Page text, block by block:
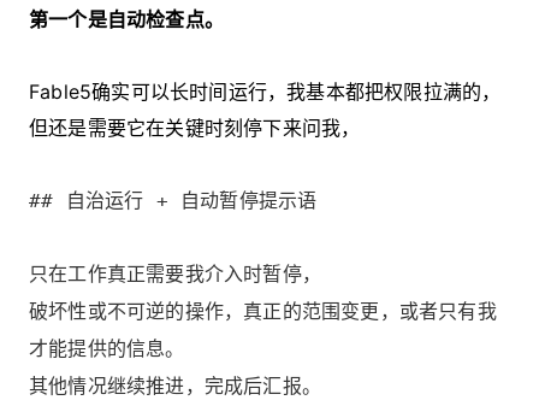
第一个是自动检查点。
Fable5确实可以长时间运行，我基本都把权限拉满的，
但还是需要它在关键时刻停下来问我，
## 自治运行 + 自动暂停提示语
只在工作真正需要我介入时暂停，
破坏性或不可逆的操作，真正的范围变更，或者只有我
才能提供的信息。
其他情况继续推进，完成后汇报。